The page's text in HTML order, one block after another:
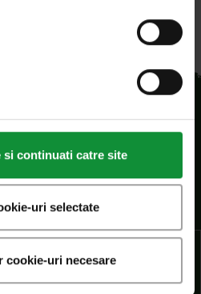
si continuati catre site
uri selectate
cookie-uri necesare
RO 77145 Pantelimon,